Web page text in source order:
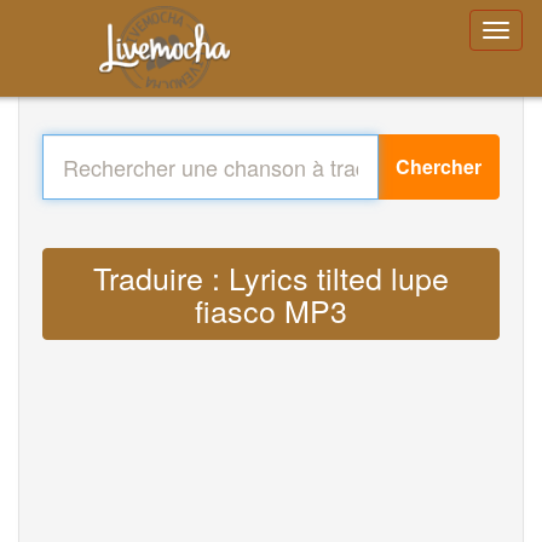
Chercher
Traduire : Lyrics tilted lupe
fiasco MP3